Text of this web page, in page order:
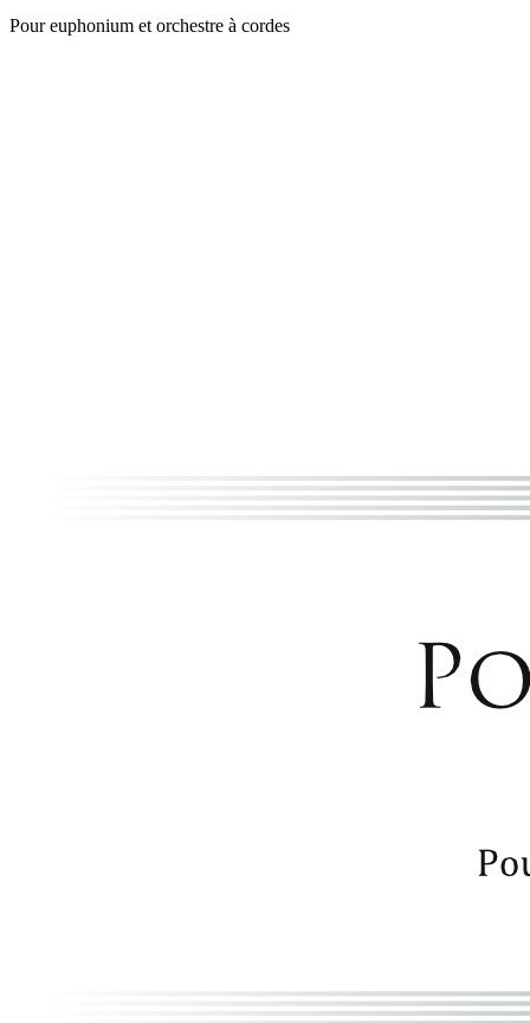
Pour euphonium et orchestre à cordes